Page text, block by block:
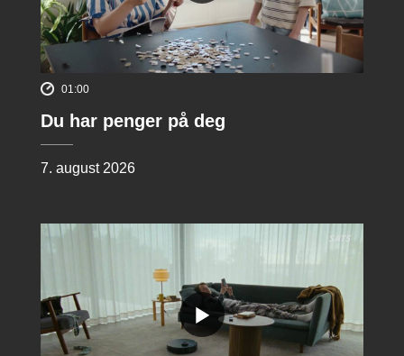
01:00
Du har penger på deg
7. august 2026